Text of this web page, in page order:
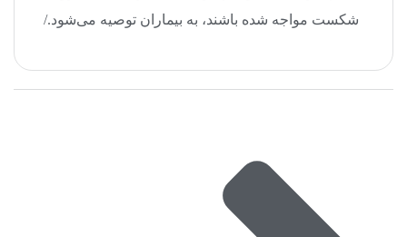
شکست مواجه شده باشند، به بیماران توصیه می‌شود.
/